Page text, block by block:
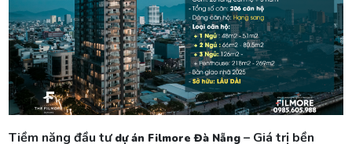
Tiềm năng đầu tư dự án Filmore Đà Nẵng– Giá trị bền